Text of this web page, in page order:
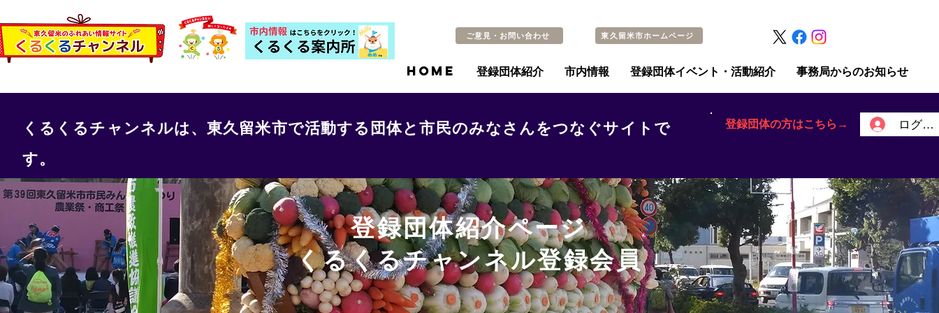
ご意見・お問い合わせ 東久留米市ホームページ
HOME 登録団体紹介 市内情報 登録団体イベント・活動紹介 事務局からのお知らせ
くるくるチャンネルは、東久留米市で活動する団体と市民のみなさんをつなぐサイトで
す。
登録団体の方はこちら→ ログイ
登録団体紹介ページ
​くるくるチャンネル登録会員